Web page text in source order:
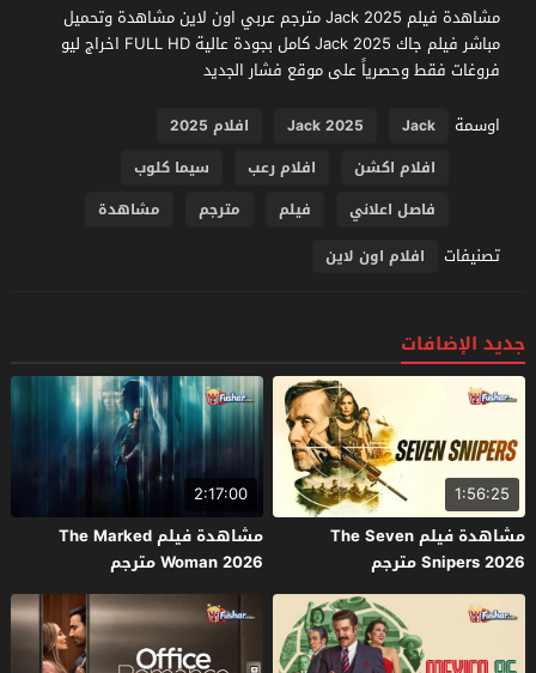
مشاهدة فيلم Jack 2025 مترجم عربي اون لاين مشاهدة وتحميل
مباشر فيلم جاك Jack 2025 كامل بجودة عالية FULL HD اخراج ليو
فروغات فقط وحصرياً على موقع فشار الجديد
اوسمة
Jack
Jack 2025
افلام 2025
افلام اكشن
افلام رعب
سيما كلوب
فاصل اعلاني
فيلم مترجم مشاهدة
تصنيفات افلام اون لاين
جديد الإضافات
1:56:25
مشاهدة فيلم The Seven
Snipers 2026 مترجم
2:17:00
مشاهدة فيلم The Marked
Woman 2026 مترجم